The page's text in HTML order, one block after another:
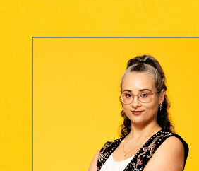
LINDA SIDARO - DRUMS /